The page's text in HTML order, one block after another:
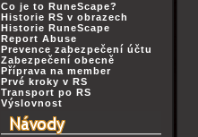
Co je to RuneScape?
Historie RS v obrazech
Historie RuneScape
Report Abuse
Prevence zabezpečení účtu
Zabezpečení obecně
Příprava na member
Prvé kroky v RS
Transport po RS
Výslovnost